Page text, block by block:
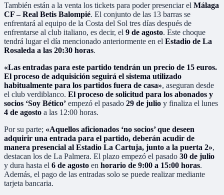
También están a la venta los tickets para poder presenciar el Málaga
CF – Real Betis Balompié. El conjunto de las 13 barras se
enfrentará al equipo de la Costa del Sol tres días después de
enfrentarse al club italiano, es decir, el 9 de agosto. Este choque
tendrá lugar el día mencionado anteriormente en el Estadio de La
Rosaleda a las 20:30 horas.
«Las entradas para este partido tendrán un precio de 15 euros.
El proceso de adquisición seguirá el sistema utilizado
habitualmente para los partidos fuera de casa», aseguran desde
el club verdiblanco. El proceso de solicitud para los abonados y
socios ‘Soy Bético’ empezó el pasado 29 de julio y finaliza el lunes
4 de agosto a las 12:00 horas.
Por su parte; «Aquellos aficionados ‘no socios’ que deseen
adquirir una entrada para el partido, deberán acudir de
manera presencial al Estadio La Cartuja, junto a la puerta 2»,
destacan los de La Palmera. El plazo empezó el pasado 30 de julio
y dura hasta el 6 de agosto en horario de 9:00 a 15:00 horas.
Además, el pago de las entradas solo se puede realizar mediante
tarjeta bancaria.